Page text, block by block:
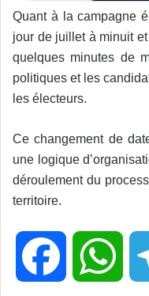
Quant à la campagne
jour de juillet à minuit
quelques minutes de
politiques et les
les électeurs.
Ce changement de
une logique
déroulement du
territoire.